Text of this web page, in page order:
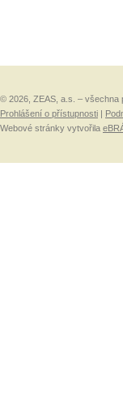
© 2026, ZEAS, a.s. – všechna
Prohlášení o přístupnosti
Webové stránky vytvořila